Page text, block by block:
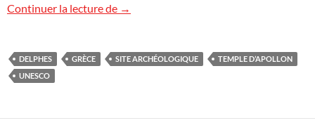
Continuer la lecture de Le site archéologique de Delphes
→
DELPHES GRÈCE SITE ARCHÉOLOGIQUE
TEMPLE D’APOLLON
UNESCO